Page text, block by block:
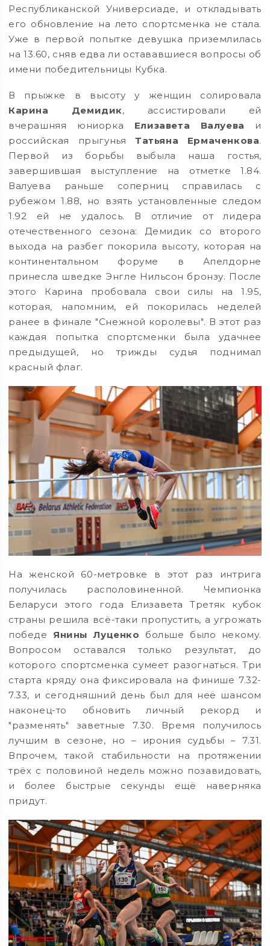
Республиканской Универсиаде, и откладывать
его обновление на лето спортсменка не стала.
Уже в первой попытке девушка приземлилась
на 13.60, сняв едва ли остававшиеся вопросы об
имени победительницы Кубка.
В прыжке в высоту у женщин солировала
Карина Демидик, ассистировали ей
вчерашняя юниорка Елизавета Валуева и
российская прыгунья Татьяна Ермаченкова.
Первой из борьбы выбыла наша гостья,
завершившая выступление на отметке 1.84.
Валуева раньше соперниц справилась с
рубежом 1.88, но взять установленные следом
1.92 ей не удалось. В отличие от лидера
отечественного сезона: Демидик со второго
выхода на разбег покорила высоту, которая на
континентальном форуме в Апелдорне
принесла шведке Энгле Нильсон бронзу. После
этого Карина пробовала свои силы на 1.95,
которая, напомним, ей покорилась неделей
ранее в финале "Снежной королевы". В этот раз
каждая попытка спортсменки была удачнее
предыдущей, но трижды судья поднимал
красный флаг.
На женской 60-метровке в этот раз интрига
получилась располовиненной. Чемпионка
Беларуси этого года Елизавета Третяк кубок
страны решила всё-таки пропустить, а угрожать
победе Янины Луценко больше было некому.
Вопросом оставался только результат, до
которого спортсменка сумеет разогнаться. Три
старта кряду она фиксировала на финише 7.32-
7.33, и сегодняшний день был для неё шансом
наконец-то обновить личный рекорд и
"разменять" заветные 7.30. Время получилось
лучшим в сезоне, но – ирония судьбы – 7.31.
Впрочем, такой стабильности на протяжении
трёх с половиной недель можно позавидовать,
и более быстрые секунды ещё наверняка
придут.